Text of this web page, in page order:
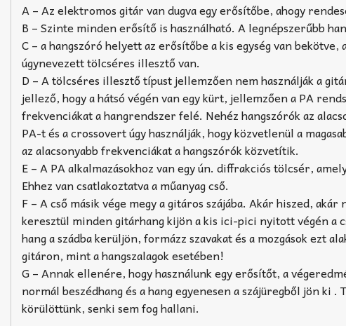
A – Az elektromos gitár van dugva egy erősítőbe, ahogy
B – Szinte minden erősítő is használható. A legnépszerűbb
C – a hangszóró helyett az erősítőbe a kis egység van
úgynevezett tölcséres illesztő van.
D – A tölcséres illesztő típust jellemzően nem használják a
jellező, hogy a hátsó végén van egy kürt, jellemzően a PA
frekvenciákat a hangrendszer felé. Nehéz hangszórók az
PA-t és a crossovert úgy használják, hogy közvetlenül a
az alacsonyabb frekvenciákat a hangszórók közvetítik.
E – A PA alkalmazásokhoz van egy ún. diffrakciós tölcsér,
Ehhez van csatlakoztatva a műanyag cső.
F – A cső másik vége megy a gitáros szájába. Akár hiszed,
keresztül minden gitárhang kijön a kis ici-pici nyitott végén a
hang a szádba kerüljön, formázz szavakat és a mozgások ezt
gitáron, mint a hangszalagok esetében!
G – Annak ellenére, hogy használunk egy erősítőt, a
normál beszédhang és a hang egyenesen a szájüregből jön ki .
körülöttünk, senki sem fog hallani.